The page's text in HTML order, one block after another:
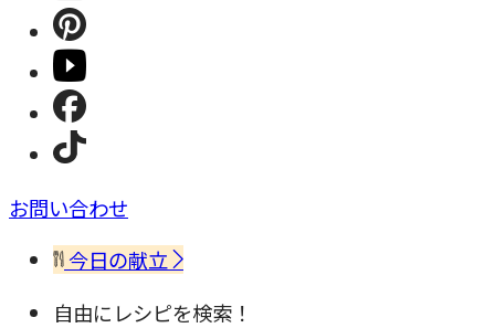
お問い合わせ
今日の献立
自由にレシピを検索！